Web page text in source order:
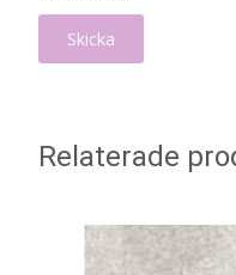
Relaterade